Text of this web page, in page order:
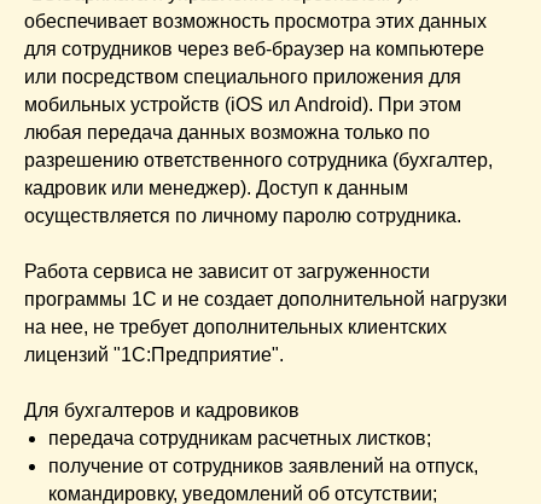
обеспечивает возможность просмотра этих данных
для сотрудников через веб-браузер на компьютере
или посредством специального приложения для
мобильных устройств (iOS ил Android). При этом
любая передача данных возможна только по
разрешению ответственного сотрудника (бухгалтер,
кадровик или менеджер). Доступ к данным
осуществляется по личному паролю сотрудника.
Работа сервиса не зависит от загруженности
программы 1С и не создает дополнительной нагрузки
на нее, не требует дополнительных клиентских
лицензий "1С:Предприятие".
Для бухгалтеров и кадровиков
передача сотрудникам расчетных листков;
получение от сотрудников заявлений на отпуск,
командировку, уведомлений об отсутствии;